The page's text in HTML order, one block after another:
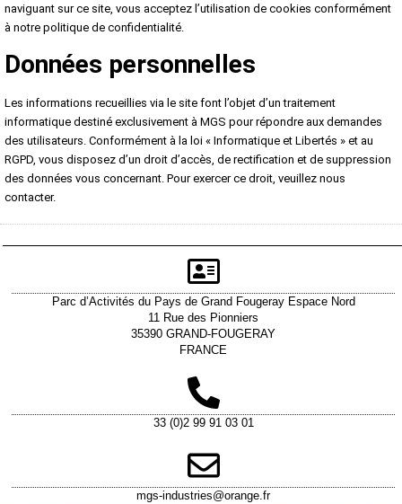
naviguant sur ce site, vous acceptez l’utilisation de cookies conformément
à notre politique de confidentialité.
Données personnelles
Les informations recueillies via le site font l’objet d’un traitement
informatique destiné exclusivement à MGS pour répondre aux demandes
des utilisateurs. Conformément à la loi « Informatique et Libertés » et au
RGPD, vous disposez d’un droit d’accès, de rectification et de suppression
des données vous concernant. Pour exercer ce droit, veuillez nous
contacter.
Parc d’Activités du Pays de Grand Fougeray Espace Nord
11 Rue des Pionniers
35390 GRAND-FOUGERAY
FRANCE
33 (0)2 99 91 03 01
mgs-industries@orange.fr